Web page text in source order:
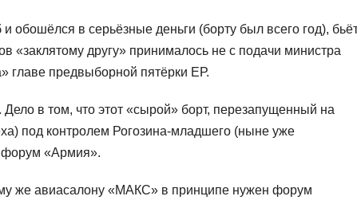
обошёлся в серьёзные деньги (борту был всего год),
«заклятому другу» принималось не с подачи министра
главе предвыборной пятёрки ЕР.
в том, что этот «сырой» борт, перезапущенный на
под контролем Рогозина-младшего (ныне уже
форум «Армия».
же авиасалону «МАКС» в принципе нужен форум